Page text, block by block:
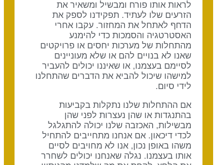
לראות אותו פורח ומבשיל ומשאיר את
הזרעים שלו לעתיד. תפקידנו לספק את
הדחף לאתחל את המחזור. עקבו אחרי
האסטרטגיה והסמכות כדי להימנע
מהתחלות של מערכות יחסים או פרויקטים
שאנו לא בנויים להם או שלא מעוניינים
לסיימם בעצמנו, או שאיננו יכולים להעביר
למישהו שיכול להביא את הדברים שהתחלנו
לידי סיום.
אם ההתחלות שלנו נתקלות בקביעות
בהתנגדות או שהן נעצרות לפני שהן
מבשילות, האכזבה שלנו יכולה להתגלגל
לכדי דיכאון. אם אנחנו מתחייבים להתחיל
משהו באופן נכון, אנו לא מחויבים לסיים
אותו בעצמנו. נגלה שאנחנו יכולים לשחרר